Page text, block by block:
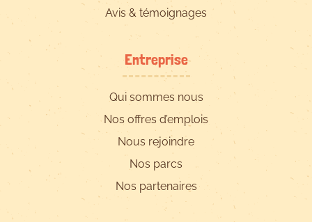
Avis & témoignages
Entreprise
Qui sommes nous
Nos offres d’emplois
Nous rejoindre
Nos parcs
Nos partenaires